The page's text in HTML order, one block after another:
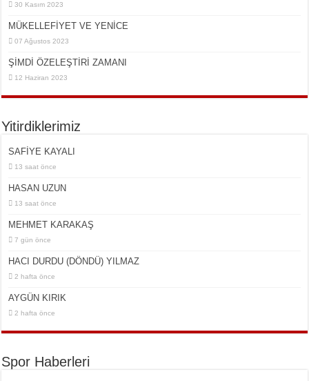
30 Kasım 2023
MÜKELLEFİYET VE YENİCE
07 Ağustos 2023
ŞİMDİ ÖZELEŞTİRİ ZAMANI
12 Haziran 2023
Yitirdiklerimiz
SAFİYE KAYALI
13 saat önce
HASAN UZUN
13 saat önce
MEHMET KARAKAŞ
7 gün önce
HACI DURDU (DÖNDÜ) YILMAZ
2 hafta önce
AYGÜN KIRIK
2 hafta önce
Spor Haberleri